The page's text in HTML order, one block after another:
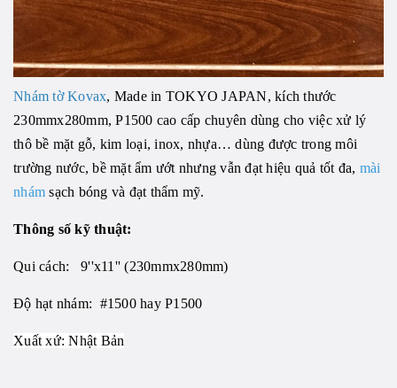
Nhám tờ Kovax, Made in TOKYO JAPAN, kích thước
230mmx280mm, P1500 cao cấp chuyên dùng cho việc xử lý
thô bề mặt gỗ, kim loại, inox, nhựa… dùng được trong môi
trường nước, bề mặt ẩm ướt nhưng vẫn đạt hiệu quả tốt đa, mài
nhám sạch bóng và đạt thẩm mỹ.
Thông số kỹ thuật:
Qui cách: 9''x11'' (230mmx280mm)
Độ hạt nhám: #1500 hay P1500
Xuất xứ: Nhật Bản